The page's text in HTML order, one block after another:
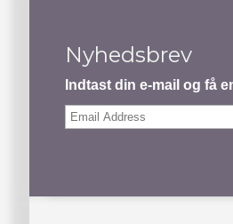
Nyhedsbrev
Indtast din e-mail og få
Email